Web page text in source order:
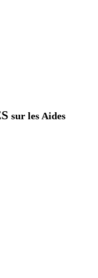
sur les Aides